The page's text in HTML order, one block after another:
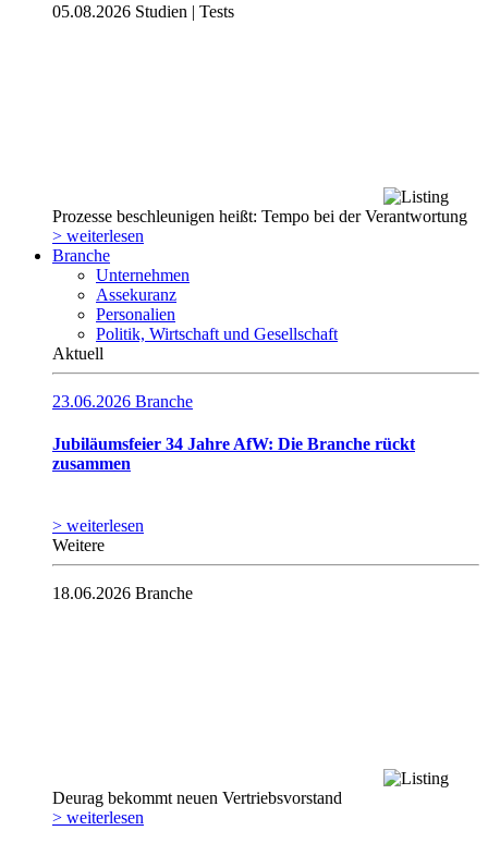
05.08.2026 Studien | Tests
Prozesse beschleunigen heißt: Tempo bei der Verantwortung
> weiterlesen
Branche
Unternehmen
Assekuranz
Personalien
Politik, Wirtschaft und Gesellschaft
Aktuell
23.06.2026 Branche
Jubiläumsfeier 34 Jahre AfW: Die Branche rückt
zusammen
> weiterlesen
Weitere
18.06.2026 Branche
Deurag bekommt neuen Vertriebsvorstand
> weiterlesen